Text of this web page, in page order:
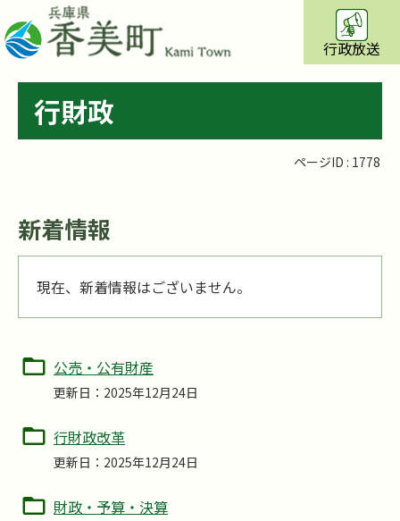
行政放送
行財政
ページID : 1778
新着情報
現在、新着情報はございません。
公売・公有財産
更新日：2025年12月24日
行財政改革
更新日：2025年12月24日
財政・予算・決算